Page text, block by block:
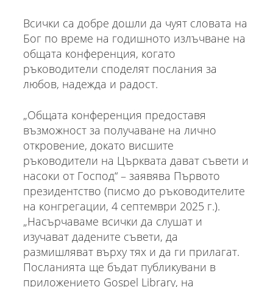
Всички са добре дошли да чуят словата на
Бог по време на годишното излъчване на
общата конференция, когато
ръководители споделят послания за
любов, надежда и радост.
„Общата конференция предоставя
възможност за получаване на лично
откровение, докато висшите
ръководители на Църквата дават съвети и
насоки от Господ“ – заявява Първото
президентство (писмо до ръководителите
на конгрегации, 4 септември 2025 г.).
„Насърчаваме всички да слушат и
изучават дадените съвети, да
размишляват върху тях и да ги прилагат.
Посланията ще бъдат публикувани в
приложението Gospel Library, на